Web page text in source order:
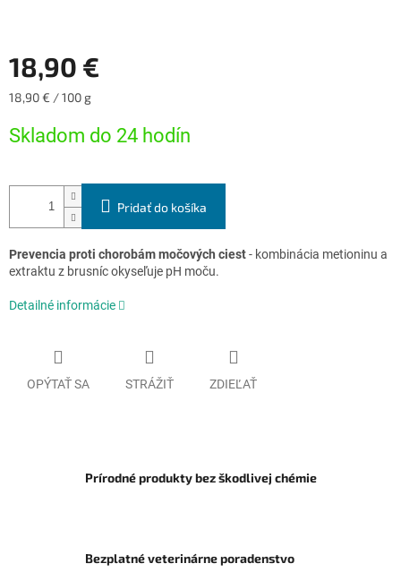
18,90 €
Jednotková
18,90 € / 100 g
Skladom do 24 hodín
Pridať do košíka
Prevencia proti chorobám močových ciest- kombinácia metioninu a
extraktu z brusníc okyseľuje pH moču.
Detailné informácie
OPÝTAŤ SA STRÁŽIŤ ZDIEĽAŤ
Prírodné produkty bez škodlivej chémie
Bezplatné veterinárne poradenstvo